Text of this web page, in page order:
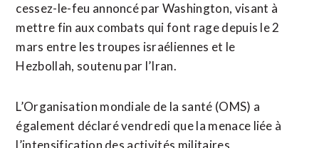
cessez-le-feu ​annoncé par Washington, visant à
mettre fin aux combats qui font rage depuis le ‌2
mars entre ​les troupes israéliennes et le
Hezbollah, soutenu par l’Iran.
L’Organisation mondiale de ​la santé (OMS) a
également déclaré vendredi que la menace liée à
l’intensification des activités militaires